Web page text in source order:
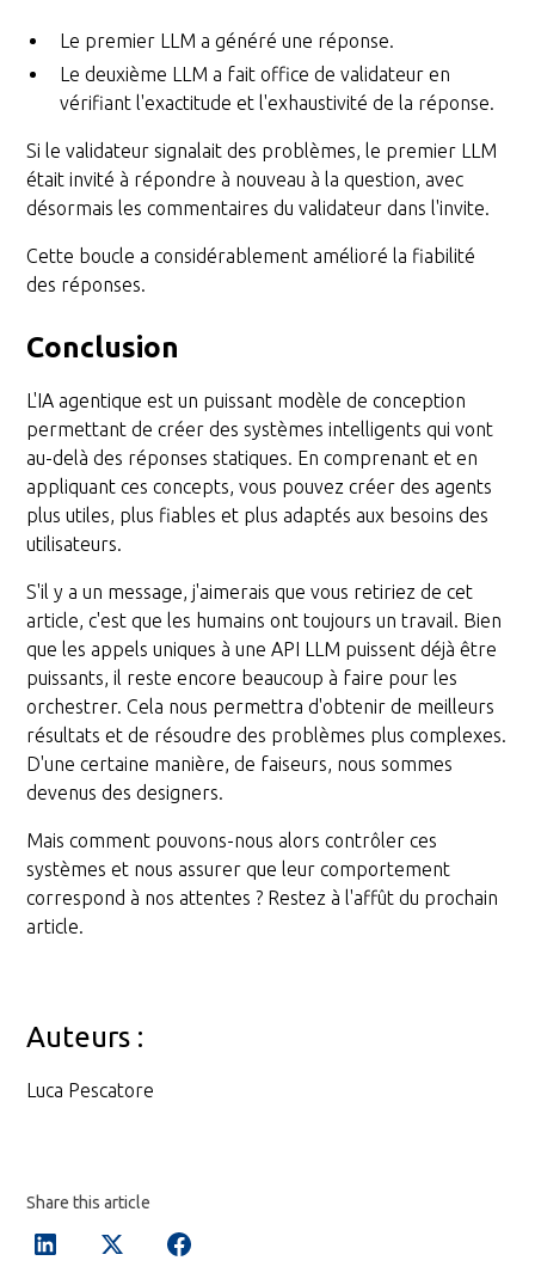
Le premier LLM a généré une réponse.
Le deuxième LLM a fait office de validateur en
vérifiant l'exactitude et l'exhaustivité de la réponse.
Si le validateur signalait des problèmes, le premier LLM
était invité à répondre à nouveau à la question, avec
désormais les commentaires du validateur dans l'invite.
Cette boucle a considérablement amélioré la fiabilité
des réponses.
Conclusion
L'IA agentique est un puissant modèle de conception
permettant de créer des systèmes intelligents qui vont
au-delà des réponses statiques. En comprenant et en
appliquant ces concepts, vous pouvez créer des agents
plus utiles, plus fiables et plus adaptés aux besoins des
utilisateurs.
S'il y a un message, j'aimerais que vous retiriez de cet
article, c'est que les humains ont toujours un travail. Bien
que les appels uniques à une API LLM puissent déjà être
puissants, il reste encore beaucoup à faire pour les
orchestrer. Cela nous permettra d'obtenir de meilleurs
résultats et de résoudre des problèmes plus complexes.
D'une certaine manière, de faiseurs, nous sommes
devenus des designers.
Mais comment pouvons-nous alors contrôler ces
systèmes et nous assurer que leur comportement
correspond à nos attentes ? Restez à l'affût du prochain
article.
Auteurs :
Luca Pescatore
Share this article